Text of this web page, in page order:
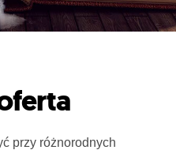
przy różnorodnych